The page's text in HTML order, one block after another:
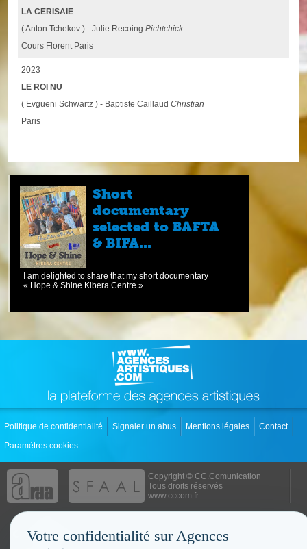
LA CERISAIE
( Anton Tchekov ) - Julie RecoingPichtchick
Cours Florent Paris
2023
LE ROI NU
( Evgueni Schwartz ) - Baptiste CaillaudChristian
Paris
Short
documentary
selected to BAFTA
& BIFA...
I am delighted to share that my short documentary
« Hope & Shine Kibera Centre » ...
Politique de confidentialité Signaler un abus Mentions légales
Contact
Paramètres cookies
Copyright © CC.Comunication
Tous droits réservés
www.cccom.fr
Votre confidentialité sur Agences